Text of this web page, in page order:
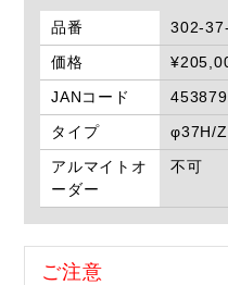
品番
302-
価格
JANコード
タイプ
φ37H/Z
アルマイトオ
ーダー
不可
ご注意